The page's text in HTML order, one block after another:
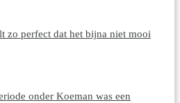
zo perfect dat het bijna niet mooi
onder Koeman was een